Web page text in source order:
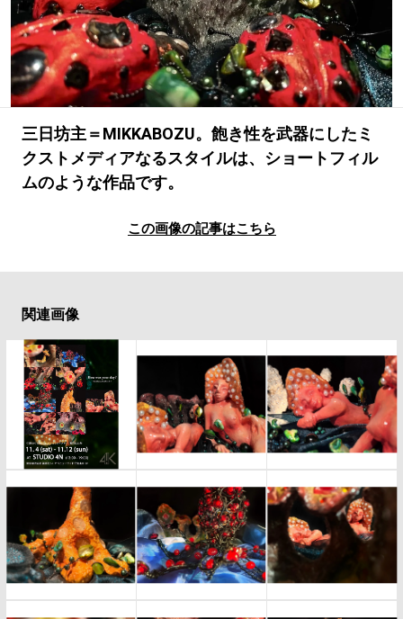
#GH 銘品の所以 #フイナムのYouTube
#Commune H #FOCUS IT #AH.H
#ととけん #FASHION #MUSIC #MOVIE
#LIFESTYLE #SNEAKER #OUTDOOR
#SPORTS #HANDSOME HANDBOOK
三日坊主＝MIKKABOZU。飽き性を武器にしたミ
クストメディアなるスタイルは、ショートフィル
ムのような作品です。
この画像の記事はこちら
関連画像